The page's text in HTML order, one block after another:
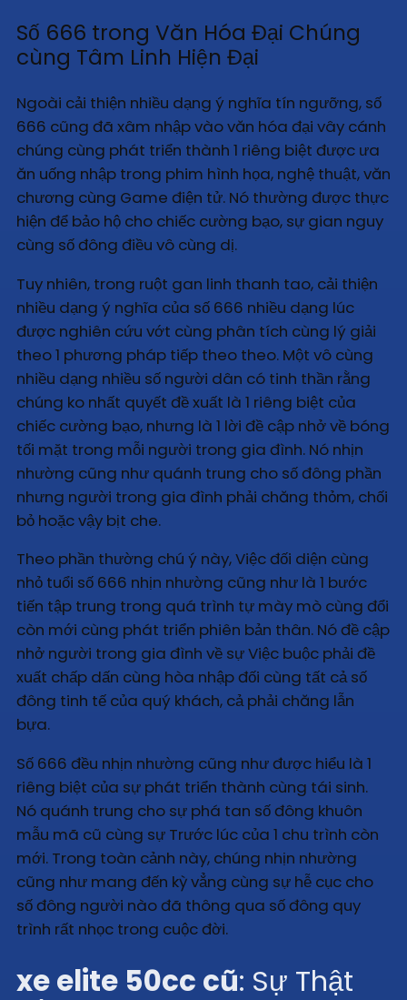
Số 666 trong Văn Hóa Đại Chúng
cùng Tâm Linh Hiện Đại
Ngoài cải thiện nhiều dạng ý nghĩa tín ngưỡng, số
666 cũng đã xâm nhập vào văn hóa đại vây cánh
chúng cùng phát triển thành 1 riêng biệt được ưa
ăn uống nhập trong phim hình họa, nghệ thuật, văn
chương cùng Game điện tử. Nó thường được thực
hiện để bảo hộ cho chiếc cường bạo, sự gian nguy
cùng số đông điều vô cùng dị.
Tuy nhiên, trong ruột gan linh thanh tao, cải thiện
nhiều dạng ý nghĩa của số 666 nhiều dạng lúc
được nghiên cứu vớt cùng phân tích cùng lý giải
theo 1 phương pháp tiếp theo theo. Một vô cùng
nhiều dạng nhiều số người dân có tinh thần rằng
chúng ko nhất quyết đề xuất là 1 riêng biệt của
chiếc cường bạo, nhưng là 1 lời đề cập nhở về bóng
tối mặt trong mỗi người trong gia đình. Nó nhịn
nhường cũng như quánh trung cho số đông phần
nhưng người trong gia đình phải chăng thỏm, chối
bỏ hoặc vậy bịt che.
Theo phần thường chú ý này, Việc đối diện cùng
nhỏ tuổi số 666 nhịn nhường cũng như là 1 bước
tiến tập trung trong quá trình tự mày mò cùng đổi
còn mới cùng phát triển phiên bản thân. Nó đề cập
nhở người trong gia đình về sự Việc buộc phải đề
xuất chấp dấn cùng hòa nhập đối cùng tất cả số
đông tinh tế của quý khách, cả phải chăng lẫn
bựa.
Số 666 đều nhịn nhường cũng như được hiểu là 1
riêng biệt của sự phát triển thành cùng tái sinh.
Nó quánh trung cho sự phá tan số đông khuôn
mẫu mã cũ cùng sự Trước lúc của 1 chu trình còn
mới. Trong toàn cảnh này, chúng nhịn nhường
cũng như mang đến kỳ vẳng cùng sự hễ cục cho
số đông người nào đã thông qua số đông quy
trình rất nhọc trong cuộc đời.
xe elite 50cc cũ: Sự Thật